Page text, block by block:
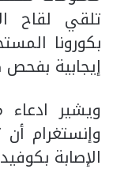
تلقي لقاح
بكورونا
إيجابية بفحص
ويشير
وإنستغرام أن
الإصابة بكوفيد-19 بنسبة 36 في